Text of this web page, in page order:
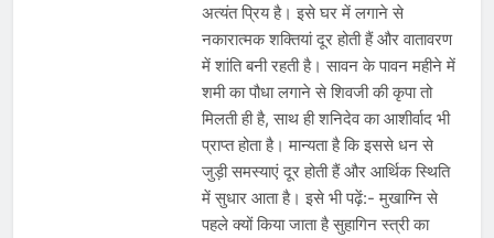
अत्यंत प्रिय है। इसे घर में लगाने से
नकारात्मक शक्तियां दूर होती हैं और वातावरण
में शांति बनी रहती है। सावन के पावन महीने में
शमी का पौधा लगाने से शिवजी की कृपा तो
मिलती ही है, साथ ही शनिदेव का आशीर्वाद भी
प्राप्त होता है। मान्यता है कि इससे धन से
जुड़ी समस्याएं दूर होती हैं और आर्थिक स्थिति
में सुधार आता है। इसे भी पढ़ें:- मुखाग्नि से
पहले क्यों किया जाता है सुहागिन स्त्री का